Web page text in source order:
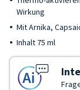
Wirkung
Mit Arnika,
Inhalt 75 ml